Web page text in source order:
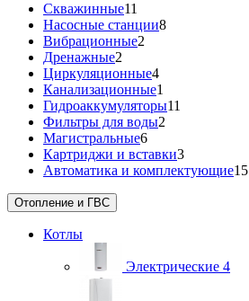
Скважинные11
Насосные станции8
Вибрационные2
Дренажные2
Циркуляционные4
Канализационные1
Гидроаккумуляторы11
Фильтры для воды2
Магистральные6
Картриджи и вставки3
Автоматика и комплектующие15
Отопление и ГВС
Котлы
Электрические 4